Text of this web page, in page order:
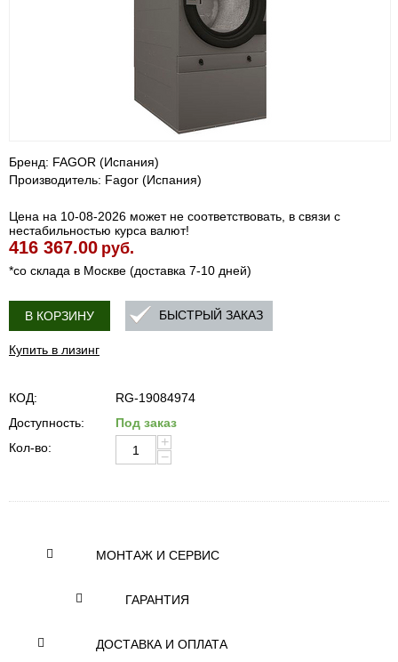
Бренд: FAGOR (Испания)
Производитель: Fagor (Испания)
Цена на 10-08-2026 может не соответствовать, в связи с
нестабильностью курса валют!
416 367.00 руб.
*со склада в Москве (доставка 7-10 дней)
В КОРЗИНУ
Купить в лизинг
БЫСТРЫЙ ЗАКАЗ
КОД:
RG-19084974
Доступность:
Под заказ
Кол-во:
+
−
МОНТАЖ И СЕРВИС
ГАРАНТИЯ
ДОСТАВКА И ОПЛАТА